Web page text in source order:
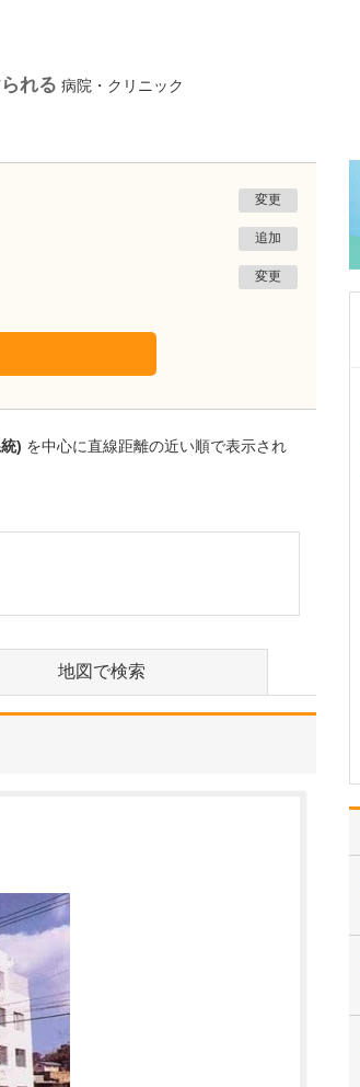
れる 病院・クリニック
変更
追加
変更
) を中心に直線距離の近い順で表示され
地図で検索
かしお内科ハートクリニック
潮 征爾院長取材記事
んだん悪くなっていき
ます。大学病院で後進の
成に取り組みつつ、高
…